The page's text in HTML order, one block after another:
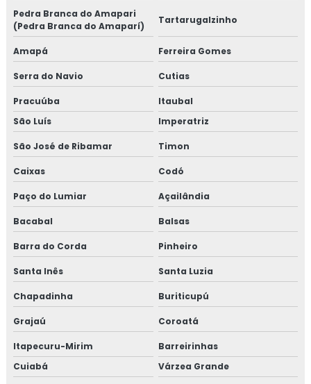
Pedra Branca do Amapari
(Pedra Branca do Amaparí)
Tartarugalzinho
Amapá Ferreira Gomes
Serra do Navio Cutias
Pracuúba
Itaubal
São Luís
Imperatriz
São José de Ribamar Timon
Caixas Codó
Paço do Lumiar Açailândia
Bacabal Balsas
Barra do Corda Pinheiro
Santa Inês Santa Luzia
Chapadinha Buriticupú
Grajaú Coroatá
Itapecuru-Mirim
Barreirinhas
Cuiabá
Várzea Grande